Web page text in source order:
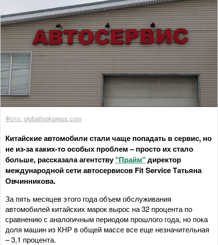
Фото: globallookpress.com
Китайские автомобили стали чаще попадать в сервис, но
не из-за каких-то особых проблем – просто их стало
больше, рассказала агентству"Прайм"директор
международной сети автосервисов Fit Service Татьяна
Овчинникова.
За пять месяцев этого года объем обслуживания
автомобилей китайских марок вырос на 32 процента по
сравнению с аналогичным периодом прошлого года, но пока
доля машин из КНР в общей массе все еще незначительная
– 3,1 процента.